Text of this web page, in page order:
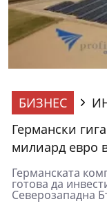
БИЗНЕС
Германски
милиард евро
Германската
готова да
Северозападна